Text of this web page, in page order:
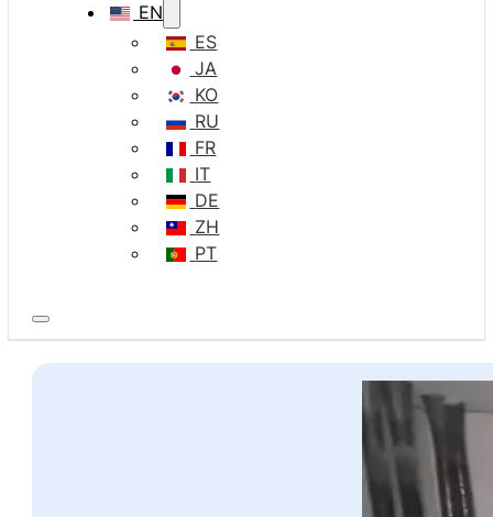
EN
ES
JA
KO
RU
FR
IT
DE
ZH
PT